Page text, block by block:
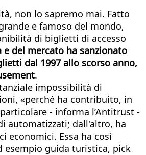
non lo sapremo mai. Fatto
e famoso del mondo,
di biglietti di accesso
del mercato ha sanzionato
dal 1997 allo scorso anno,
.
impossibilità di
«perché ha contribuito, in
- informa l’Antitrust -
automatizzati; dall'altro, ha
Essa ha così
esempio guida turistica, pick